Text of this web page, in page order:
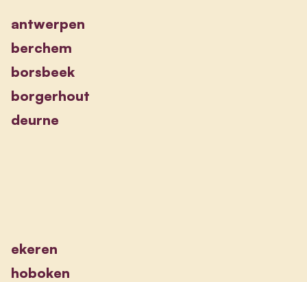
antwerpen
berchem
borsbeek
borgerhout
deurne
ekeren
hoboken